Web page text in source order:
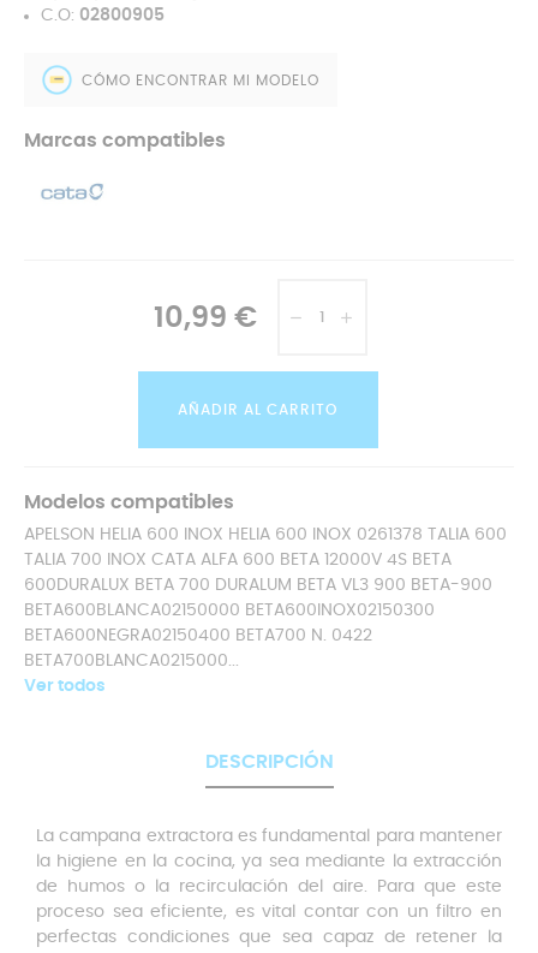
C.O: 02800905
CÓMO ENCONTRAR MI MODELO
Marcas compatibles
10,99 €
AÑADIR AL CARRITO
Modelos compatibles
APELSON HELIA 600 INOX HELIA 600 INOX 0261378 TALIA 600
TALIA 700 INOX CATA ALFA 600 BETA 12000V 4S BETA
600DURALUX BETA 700 DURALUM BETA VL3 900 BETA-900
BETA600BLANCA02150000 BETA600INOX02150300
BETA600NEGRA02150400 BETA700 N. 0422
BETA700BLANCA0215000...
Ver todos
DESCRIPCIÓN
La campana extractora es fundamental para mantener
la higiene en la cocina, ya sea mediante la extracción
de humos o la recirculación del aire. Para que este
proceso sea eficiente, es vital contar con un filtro en
perfectas condiciones que sea capaz de retener la